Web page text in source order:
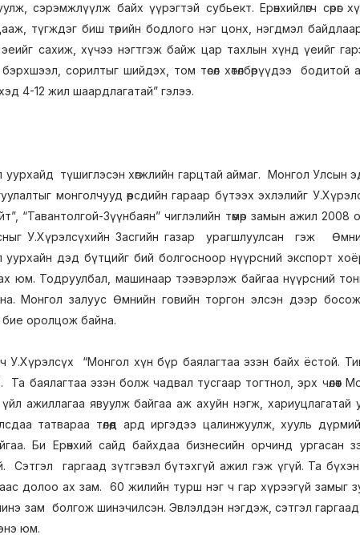
сэрэмжлүүлж байх үүрэгтэй субьект. Ерөнхийлөгч
түгждэг биш төрийн бодлого нэг цонх, нэгдмэл байдлаар
сахиж, хүчээ нэгтгэж байж цар тахлын хүнд үеийг
сорилтыг шийдэх, том төсөл хөтөлбөрүүдээ
4-12 жил шаардлагатай” гэлээ.
уурхайд түшиглэсэн хөгжлийн гарцтай аймаг. Монгол Улсын
монголчууд өөрсдийн гараар бүтээх эхлэлийг
“Тавантолгой-Зүүнбаян” чиглэлийн төмөр замын ажил
У.Хүрэлсүхийн Засгийн газар урагшлуулсан гэж
дэд бүтцийг бий болгосноор нүүрсний экспорт
юм. Тодруулбал, машинаар тээвэрлэж байгаа нүүрсний
Монгол залуус Өмнийн говийн торгон элсэн дээр босож
бие оролцож байна.
У.Хүрэлсүх “Монгол хүн бүр баялагтаа эзэн байх ёстой.
Та баялагтаа эзэн болж чадвал тусгаар тогтнол, эрх
ажиллагаа явуулж байгаа аж ахуйн нэгж,
татвараа төлөөд ард иргэдээ цалинжуулж, хууль
Би Ерөнхий сайд байхдаа бизнесийн орчинд ургасан
Сэтгэл гаргаад зүтгэвэл бүтэхгүй ажил гэж үгүй. Та
долоо ах зам. 60 жилийн турш нэг ч гар хүрээгүй
зам болгож шинэчилсэн. Эвлэлдэн нэгдэж, сэтгэл
юм.